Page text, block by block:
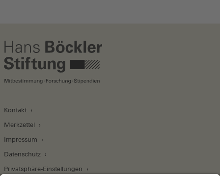
Kontakt
Merkzettel
Impressum
Datenschutz
Privatsphäre-Einstellungen